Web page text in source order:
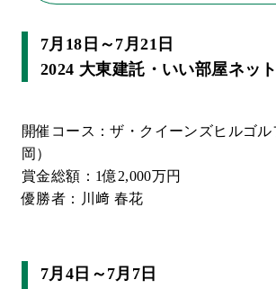
7月18日～7月21日
2024 大東建託・いい部屋ネッ
開催コース：ザ・クイーンズヒルゴ
岡）
賞金総額：1億2,000万円
優勝者：川﨑 春花
7月4日～7月7日